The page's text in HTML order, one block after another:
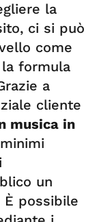
la
ci si può
come
formula
a
cliente
musica in
un
possibile